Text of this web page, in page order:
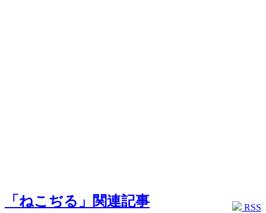
RSS
「ねこぢる」関連記事